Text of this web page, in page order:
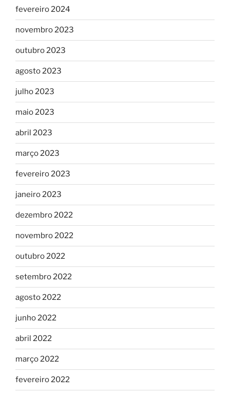
fevereiro 2024
novembro 2023
outubro 2023
agosto 2023
julho 2023
maio 2023
abril 2023
março 2023
fevereiro 2023
janeiro 2023
dezembro 2022
novembro 2022
outubro 2022
setembro 2022
agosto 2022
junho 2022
abril 2022
março 2022
fevereiro 2022